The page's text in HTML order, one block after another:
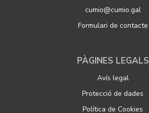
cumio@cumio.gal
Formulari de contacte
PÀGINES LEGALS
Avís legal
Protecció de dades
Política de Cookies